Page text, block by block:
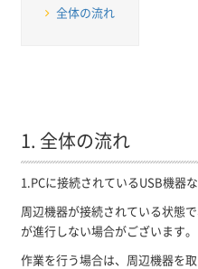
全体の流れ
1. 全体の流れ
1.PCに接続されているUSB機器
周辺機器が接続されている状態
が進行しない場合がございます。
作業を行う場合は、周辺機器を